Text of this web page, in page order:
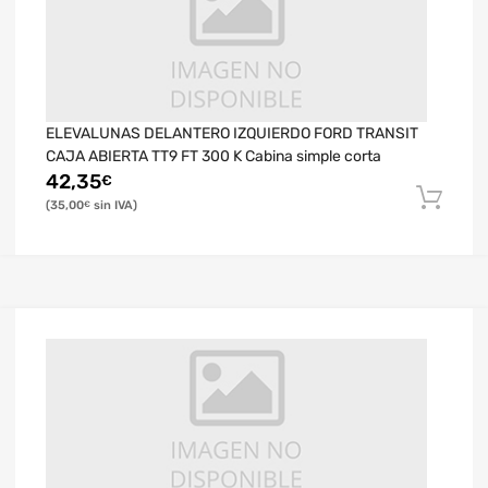
ELEVALUNAS DELANTERO IZQUIERDO FORD TRANSIT
CAJA ABIERTA TT9 FT 300 K Cabina simple corta
42,35€
35,00€